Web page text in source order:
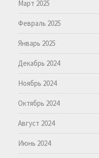
Март 2025
Февраль 2025
Январь 2025
Декабрь 2024
Ноябрь 2024
Октябрь 2024
Август 2024
Июнь 2024